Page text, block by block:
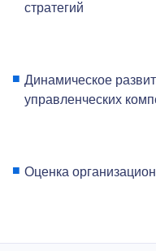
стратегий
Динамическое
управленческих
Оценка